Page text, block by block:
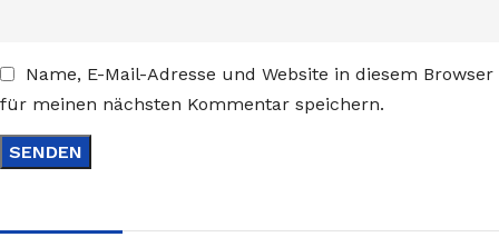
Name, E-Mail-Adresse und Website in diesem Browser
für meinen nächsten Kommentar speichern.